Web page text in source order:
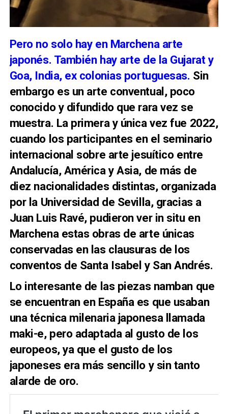
Pero no solo hay en Marchena arte
japonés. También hay arte de la Gujarat y
Goa, India, ex colonias portuguesas. Sin
embargo es un arte conventual, poco
conocido y difundido que rara vez se
muestra. La primera y única vez fue 2022,
cuando los participantes en el seminario
internacional sobre arte jesuítico entre
Andalucía, América y Asia, de más de
diez nacionalidades distintas, organizada
por la Universidad de Sevilla, gracias a
Juan Luis Ravé, pudieron ver in situ en
Marchena estas obras de arte únicas
conservadas en las clausuras de los
conventos de Santa Isabel y San Andrés.
Lo interesante de las piezas namban que
se encuentran en España es que usaban
una técnica milenaria japonesa llamada
maki-e, pero adaptada al gusto de los
europeos, ya que el gusto de los
japoneses era más sencillo y sin tanto
alarde de oro.